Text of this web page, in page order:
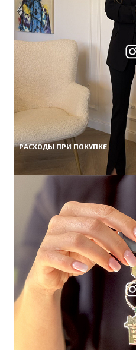
РАСХОДЫ ПРИ ПОКУПКЕ